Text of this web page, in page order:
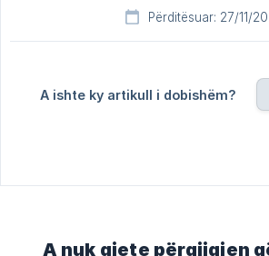
Përditësuar: 27/11/
A ishte ky artikull i dobishëm?
A nuk gjete përgjigjen